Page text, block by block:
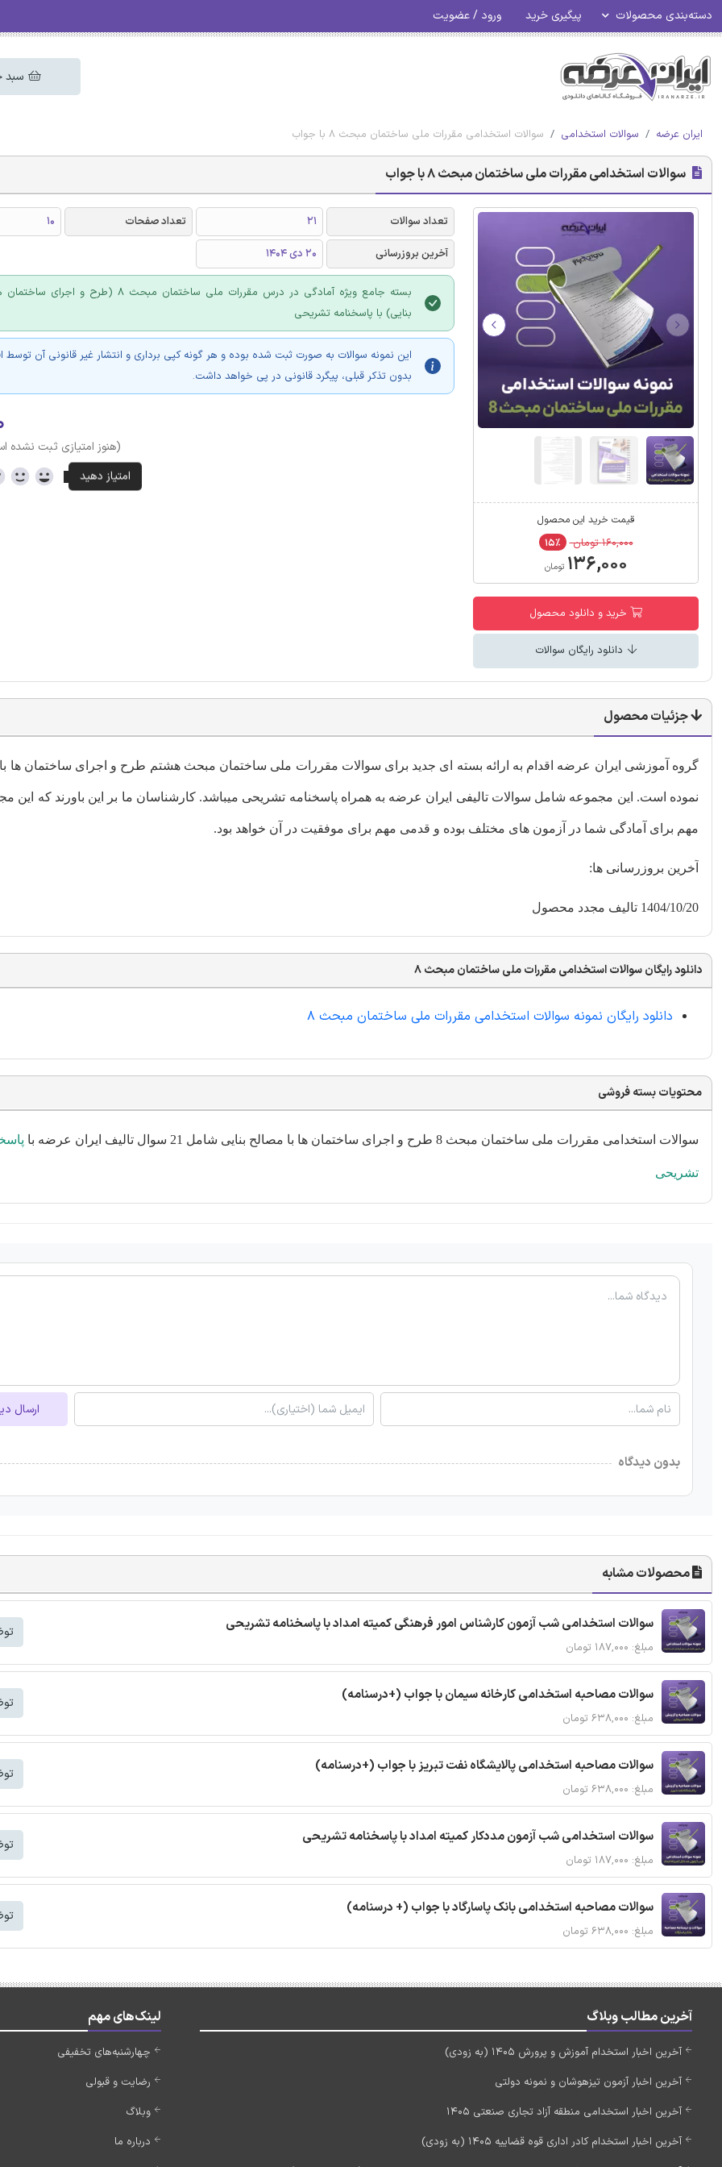
دسته‌بندی محصولات پیگیری خرید ورود / عضویت
سبد
ایران عرضه سوالات استخدامی سوالات استخدامی مقررات ملی ساختمان مبحث 8 با جواب
سوالات استخدامی مقررات ملی ساختمان مبحث 8 با جواب
قیمت خرید این محصول
۱۶۰,۰۰۰ تومان ۱۵٪
۱۳۶,۰۰۰ تومان
خرید و دانلود محصول
دانلود رایگان سوالات
تعداد سوالات 21 تعداد صفحات
10
آخرین بروزرسانی
20 دی 1404
بسته جامع ویژه آمادگی در درس مقررات ملی ساختمان مبحث 8
بنایی) با پاسخنامه تشریحی
این نمونه سوالات به صورت ثبت شده بوده و هر گونه کپی برداری و انتشار غیر قانونی آن توسط
بدون تذکر قبلی، پیگرد قانونی در پی خواهد داشت.
(هنوز امتیازی ثبت نشده
جزئیات محصول
گروه آموزشی ایران عرضه اقدام به ارائه بسته ای جدید برای سوالات مقررات ملی ساختمان مبحث هشتم طرح و اجرای ساختمان ها با
نموده است. این مجموعه شامل سوالات تالیفی ایران عرضه به همراه پاسخنامه تشریحی میباشد. کارشناسان ما بر این باورند که این
مهم برای آمادگی شما در آزمون های مختلف بوده و قدمی مهم برای موفقیت در آن خواهد بود.
آخرین بروزرسانی ها:
1404/10/20 تالیف مجدد محصول
دانلود رایگان سوالات استخدامی مقررات ملی ساختمان مبحث 8
دانلود رایگان نمونه سوالات استخدامی مقررات ملی ساختمان مبحث 8
محتویات بسته فروشی
سوالات استخدامی مقررات ملی ساختمان مبحث 8 طرح و اجرای ساختمان ها با مصالح بنایی شامل 21 سوال تالیف ایران عرضه با
تشریحی
ارسال
بدون دیدگاه
محصولات مشابه
سوالات استخدامی شب آزمون کارشناس امور فرهنگی کمیته امداد با پاسخنامه تشریحی
مبلغ: ۱۸۷,۰۰۰ تومان
سوالات مصاحبه استخدامی کارخانه سیمان با جواب (+درسنامه)
مبلغ: ۶۳۸,۰۰۰ تومان
سوالات مصاحبه استخدامی پالایشگاه نفت تبریز با جواب (+درسنامه)
مبلغ: ۶۳۸,۰۰۰ تومان
سوالات استخدامی شب آزمون مددکار کمیته امداد با پاسخنامه تشریحی
مبلغ: ۱۸۷,۰۰۰ تومان
سوالات مصاحبه استخدامی بانک پاسارگاد با جواب (+ درسنامه)
مبلغ: ۶۳۸,۰۰۰ تومان
آخرین مطالب وبلاگ
آخرین اخبار استخدام آموزش و پرورش 1405 (به زودی)
آخرین اخبار آزمون تیزهوشان و نمونه دولتی
آخرین اخبار استخدامی منطقه آزاد تجاری صنعتی 1405
آخرین اخبار استخدام کادر اداری قوه قضاییه 1405 (به زودی)
لینک‌های مهم
چهارشنبه‌های تخفیفی
رضایت و قبولی
وبلاگ
درباره ما